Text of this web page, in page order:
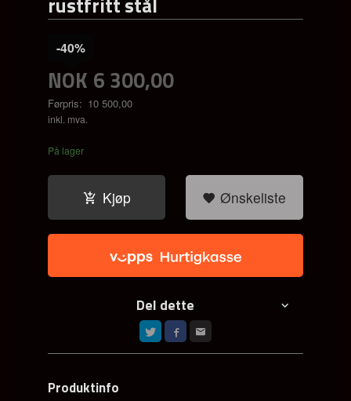
NOK 6 300,00
Førpris: 10 500,00
Rabatt
-40%
inkl. mva.
På lager
Kjøp Ønskeliste
Del dette
Produktinfo